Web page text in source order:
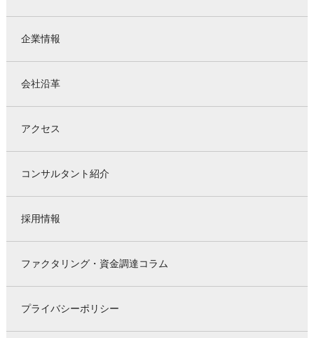
企業情報
会社沿革
アクセス
コンサルタント紹介
採用情報
ファクタリング・資金調達コラム
プライバシーポリシー